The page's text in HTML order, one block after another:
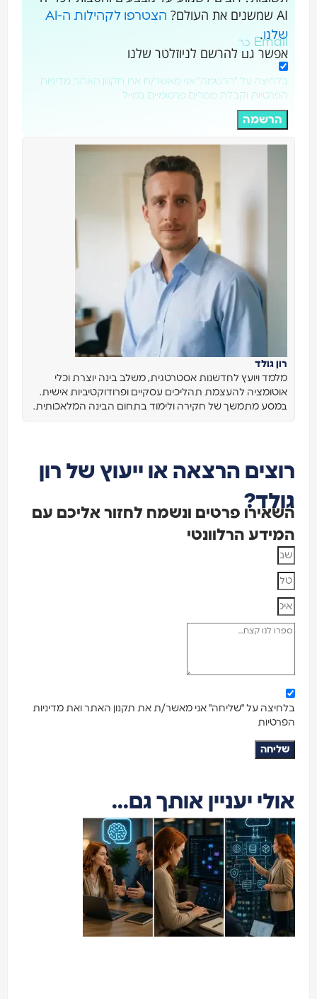
AI שמשנים את העולם?
הצטרפו לקהילות ה-AI
שלנו.
אפשר גם להרשם לניוזלטר שלנו
Email
בלחיצה על "הרשמה" אני מאשר/ת את תקנון האתר, מדיניות
הפרטיות וקבלת מסרים פרסומיים במייל
הרשמה
רון גולד
מלמד ויועץ לחדשנות אסטרטגית, משלב בינה יוצרת וכלי
אוטומציה להעצמת תהליכים עסקיים ופרודוקטיביות אישית.
במסע מתמשך של חקירה ולימוד בתחום הבינה המלאכותית.
רוצים הרצאה או ייעוץ של רון
גולד?
השאירו פרטים ונשמח לחזור אליכם עם
המידע הרלוונטי
בלחיצה על "שליחה" אני מאשר/ת את תקנון האתר ואת מדיניות
הפרטיות
שליחה
אולי יעניין אותך גם...